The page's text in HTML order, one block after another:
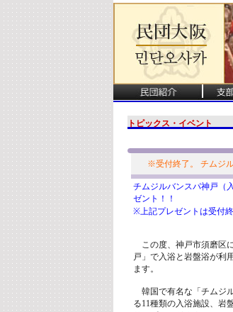
トピックス・イベント
※受付終了。 チムジ
チムジルバンスパ神戸（
ゼント！！
※上記プレゼントは受付
この度、神戸市須磨区
戸」で入浴と岩盤浴が利
ます。
韓国で有名な「チムジ
る11種類の入浴施設、岩